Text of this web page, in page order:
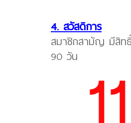
4. สวัสดิการ
สมาชิกสามัญ มีสิทธิ์
90 วัน